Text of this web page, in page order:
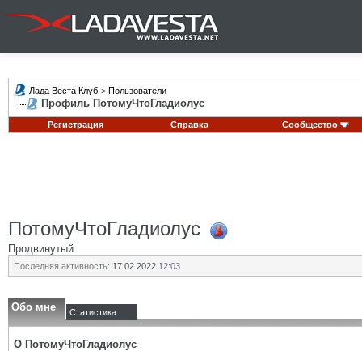
Лада Веста Клуб > Пользователи
Профиль ПотомуЧтоГладиолус
Регистрация Справка Сообщество
ПотомуЧтоГладиолус
Продвинутый
Последняя активность: 17.02.2022 12:03
Обо мне Статистика
О ПотомуЧтоГладиолус